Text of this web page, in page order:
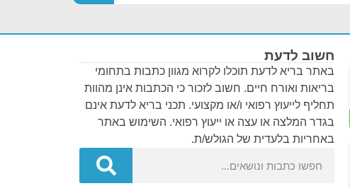
חשוב לדעת
באתר בריא לדעת תוכלו לקרוא מגוון כתבות בתחומי
בריאות ואורח חיים. חשוב לזכור כי הכתבות אינן מהוות
תחליף לייעוץ רפואי ו/או מקצועי. תכני בריא לדעת אינם
בגדר המלצה או עצה או ייעוץ רפואי. השימוש באתר
באחריות בלעדית של הגולש/ת.